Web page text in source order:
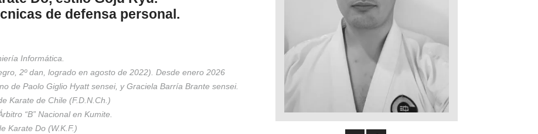
de defensa personal.
Informática.
2º dan, logrado en agosto de 2022). Desde enero 2026
de Paolo Giglio Hyatt sensei, y Graciela Barría Brante sensei.
Karate de Chile (F.D.N.Ch.)
“B” Nacional en Kumite.
Karate Do (W.K.F.)